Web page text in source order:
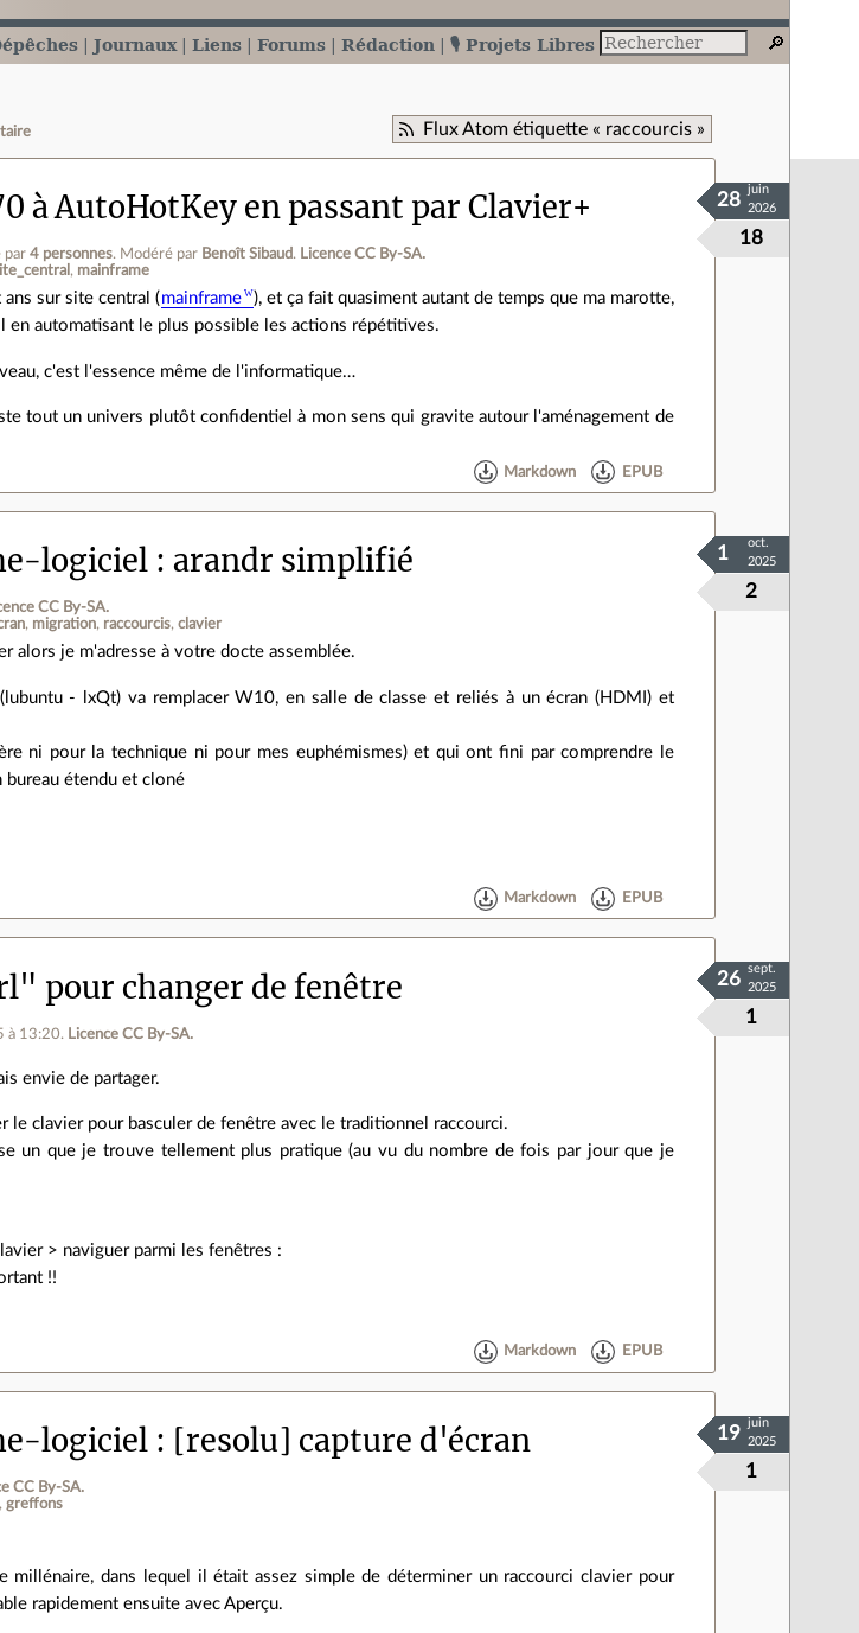
Journaux Liens Forums Rédaction 🎙️ Projets Libres
Flux Atom étiquette « raccourcis »
à AutoHotKey en passant par Clavier+
par4 personnes. Modéré par Benoît Sibaud. Licence CC By‑SA.
mainframe
18
28
juin
2026
sur site central ( mainframe
), et ça fait quasiment autant de temps que ma marotte,
en automatisant le plus possible les actions répétitives.
c'est l'essence même de l'informatique…
tout un univers plutôt confidentiel à mon sens qui gravite autour l'aménagement de
Markdown EPUB
logiciel arandr simplifié
CC By‑SA.
migration raccourcis clavier
2
1
oct.
2025
alors je m'adresse à votre docte assemblée.
- lxQt) va remplacer W10, en salle de classe et reliés à un écran (HDMI) et
ni pour la technique ni pour mes euphémismes) et qui ont fini par comprendre le
étendu et cloné
Markdown EPUB
pour changer de fenêtre
à 13:20. Licence CC By‑SA.
1
26
sept.
2025
envie de partager.
le clavier pour basculer de fenêtre avec le traditionnel raccourci.
un que je trouve tellement plus pratique (au vu du nombre de fois par jour que je
> naviguer parmi les fenêtres :
!!
Markdown EPUB
logiciel [resolu] capture d'écran
CC By‑SA.
greffons
1
19
juin
2025
millénaire, dans lequel il était assez simple de déterminer un raccourci clavier pour
rapidement ensuite avec Aperçu.